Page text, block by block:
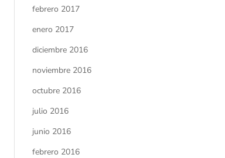
febrero 2017
enero 2017
diciembre 2016
noviembre 2016
octubre 2016
julio 2016
junio 2016
febrero 2016